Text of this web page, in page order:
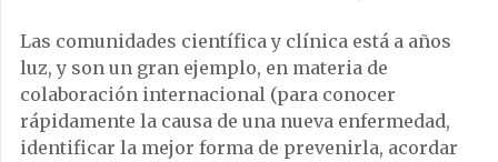
Las comunidades científica y clínica está a años
luz, y son un gran ejemplo, en materia de
colaboración internacional (para conocer
rápidamente la causa de una nueva enfermedad,
identificar la mejor forma de prevenirla, acordar